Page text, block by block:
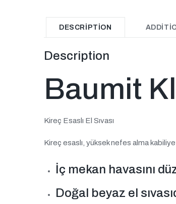
DESCRIPTION
Description
Baumit
Kireç Esaslı El Sıvası
Kireç esaslı, yüksek nefes alma
İç mekan havasını
Doğal beyaz el